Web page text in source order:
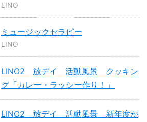
LINO
ミュージックセラピー
LINO
LINO2 放デイ 活動風景 クッキン
グ「カレー・ラッシー作り！」
LINO2 放デイ 活動風景 新年度が